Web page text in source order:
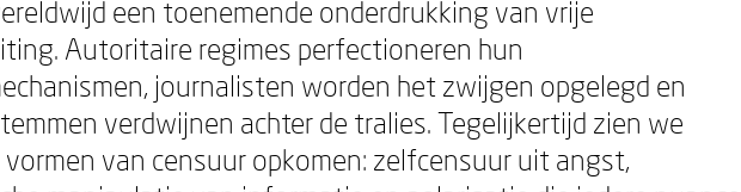
een toenemende onderdrukking van vrije
Autoritaire regimes perfectioneren hun
journalisten worden het zwijgen opgelegd en
verdwijnen achter de tralies. Tegelijkertijd zien we
van censuur opkomen: zelfcensuur uit angst,